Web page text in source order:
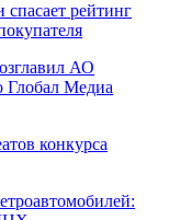
спасает рейтинг
АО
Глобал Медиа
конкурса